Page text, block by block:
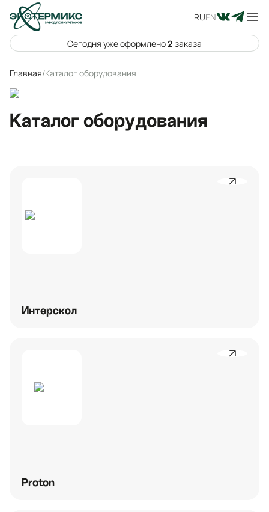
RUEN
Сегодня уже оформлено 2 заказа
Главная/Каталог оборудования
Каталог оборудования
Интерскол
Proton